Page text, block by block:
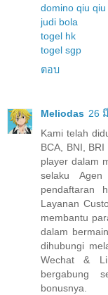
domino qiu qiu
judi bola
togel hk
togel sgp
ตอบ
Meliodas 26
Kami telah
BCA, BNI,
player dalam
selaku
pendaftaran
Layanan
membantu
dalam
dihubungi
Wechat &
bergabung
bonusnya.